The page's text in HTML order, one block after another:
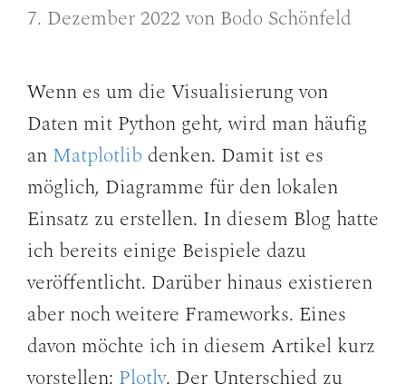
7. Dezember 2022 von Bodo Schönfeld
Wenn es um die Visualisierung von
Daten mit Python geht, wird man häufig
an Matplotlib denken. Damit ist es
möglich, Diagramme für den lokalen
Einsatz zu erstellen. In diesem Blog hatte
ich bereits einige Beispiele dazu
veröffentlicht. Darüber hinaus existieren
aber noch weitere Frameworks. Eines
davon möchte ich in diesem Artikel kurz